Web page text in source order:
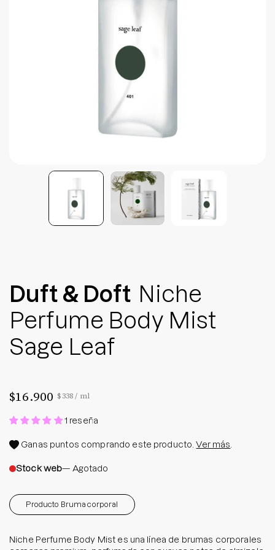
Rastrear mi Pedido
Parches para granitos internos
Parches para manchitas pos acné
Duft & Doft Niche
Perfume Body Mist
Sage Leaf
$16.900 Precio por unidad
$338 /por
ml
1 reseña
Ganas puntos comprando este producto.Ver más
Stock web— Agotado
Producto Bruma corporal
Niche Perfume Body Mist es una línea de brumas corporales